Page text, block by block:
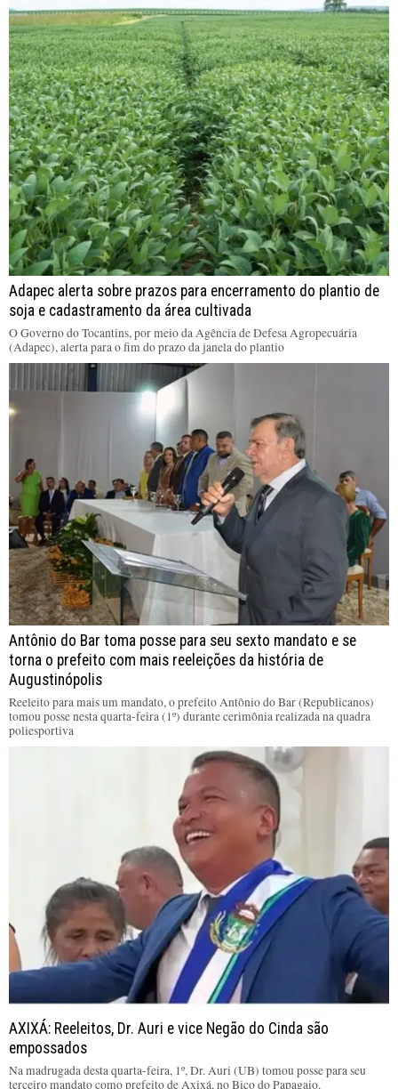
Adapec alerta sobre prazos para encerramento do plantio de
soja e cadastramento da área cultivada
O Governo do Tocantins, por meio da Agência de Defesa Agropecuária
(Adapec), alerta para o fim do prazo da janela do plantio
Antônio do Bar toma posse para seu sexto mandato e se
torna o prefeito com mais reeleições da história de
Augustinópolis
Reeleito para mais um mandato, o prefeito Antônio do Bar (Republicanos)
tomou posse nesta quarta-feira (1º) durante cerimônia realizada na quadra
poliesportiva
AXIXÁ: Reeleitos, Dr. Auri e vice Negão do Cinda são
empossados
Na madrugada desta quarta-feira, 1º, Dr. Auri (UB) tomou posse para seu
terceiro mandato como prefeito de Axixá, no Bico do Papagaio.